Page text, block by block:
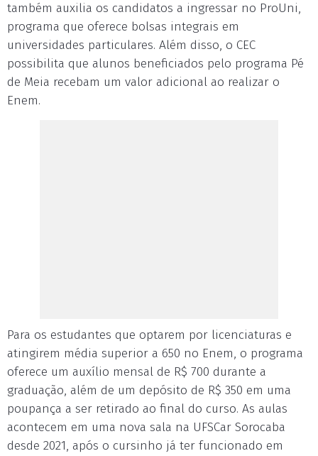
também auxilia os candidatos a ingressar no ProUni,
programa que oferece bolsas integrais em
universidades particulares. Além disso, o CEC
possibilita que alunos beneficiados pelo programa Pé
de Meia recebam um valor adicional ao realizar o
Enem.
Para os estudantes que optarem por licenciaturas e
atingirem média superior a 650 no Enem, o programa
oferece um auxílio mensal de R$ 700 durante a
graduação, além de um depósito de R$ 350 em uma
poupança a ser retirado ao final do curso. As aulas
acontecem em uma nova sala na UFSCar Sorocaba
desde 2021, após o cursinho já ter funcionado em